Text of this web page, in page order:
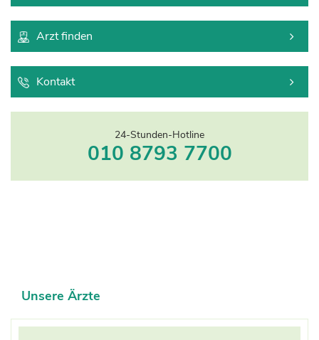
Arzt finden
Kontakt
24-Stunden-Hotline
010 8793 7700
Unsere Ärzte